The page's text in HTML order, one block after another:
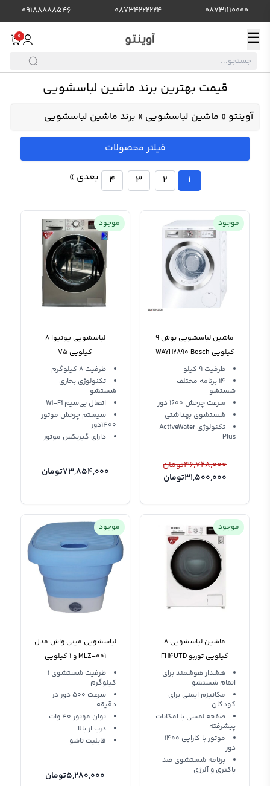
08731110000
08734222224
09188888546
☰
0
قیمت بهترین برند ماشین لباسشویی
آوینتو » ماشین لباسشویی » برند ماشین لباسشویی
فیلتر محصولات
1
2
3
4 بعدی »
موجود
ماشین لباسشویی بوش 9
کیلویی WAYH2890 Bosch
Washing Machine
ظرفیت 9 کیلو
14 برنامه مختلف
شستشو
سرعت چرخش 1600 دور
شستشوی بهداشتی
تکنولوژی ActiveWater
Plus
31,500,000تومان
46,728,000تومان
موجود
لباسشویی یونیوا 8
کیلویی V5
ظرفیت 8 کیلوگرم
تکنولوژی بخاری
شستشو
اتصال بی‌سیم Wi-Fi
سیستم چرخش موتور
1400دور
دارای گیربکس موتور
73,854,000تومان
موجود
ماشین لباسشویی 8
کیلویی توربو FH4UTD
هشدار هوشمند برای
اتمام شستشو
مکانیزم ایمنی برای
کودکان
صفحه لمسی با امکانات
پیشرفته
موتور با کارایی 1400
دور
برنامه شستشوی ضد
باکتری و آلرژی
موجود
لباسشویی مینی واش مدل
MLZ-001 و 1 کیلویی
ظرفیت شستشوی 1
کیلوگرم
سرعت 500 دور در
دقیقه
توان موتور 40 وات
درب از بالا
قابلیت تاشو
5,280,000تومان